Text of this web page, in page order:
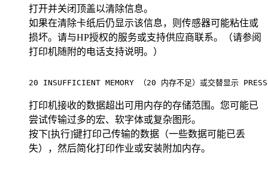
打开并关闭顶盖以清除信息。
如果在清除卡纸后仍显示该信息，则传感器可能粘住或
损坏。请与HP授权的服务或支持供应商联系。（请参阅
打印机随附的电话支持说明。）
20 INSUFFICIENT MEMORY （
打印机接收的数据超出可用内存的存储范围。您可能已
尝试传输过多的宏、软字体或复杂图形。
按下[执行]键打印己传输的数据（一些数据可能已丢
失），然后简化打印作业或安装附加内存。